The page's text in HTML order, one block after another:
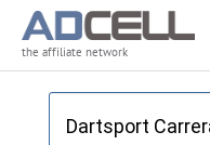
the affiliate network